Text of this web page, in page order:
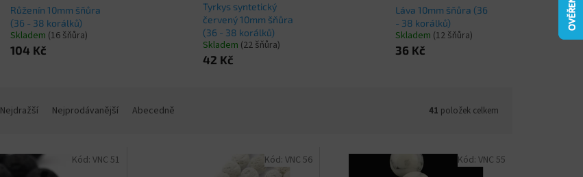
Růženín 10mm šňůra
(36 - 38 korálků)
Skladem (16 šňůra)
104 Kč
Tyrkys syntetický
červený 10mm šňůra
(36 - 38 korálků)
Skladem (22 šňůra)
42 Kč
Láva 10mm šňůra (36
- 38 korálků)
Skladem (12 šňůra)
36 Kč
Nejdražší Nejprodávanější Abecedně 41 položek celkem
Kód: VNC 51 Kód: VNC 56 Kód: VNC 55